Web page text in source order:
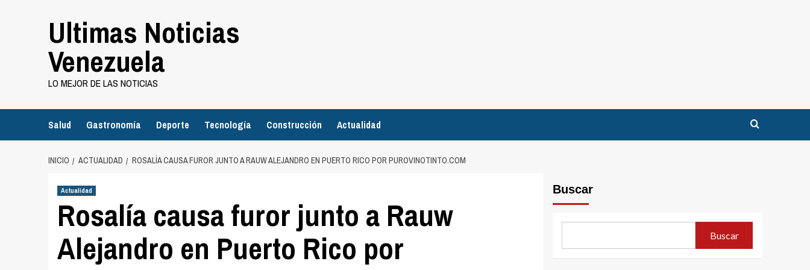
Ultimas Noticias
Venezuela
LO MEJOR DE LAS NOTICIAS
Salud Gastronomía Deporte Tecnología Construcción Actualidad
INICIO ACTUALIDAD ROSALÍA CAUSA FUROR JUNTO A RAUW ALEJANDRO EN PUERTO RICO POR PUROVINOTINTO.COM
Actualidad
Rosalía causa furor junto a Rauw
Alejandro en Puerto Rico por
Buscar
Buscar